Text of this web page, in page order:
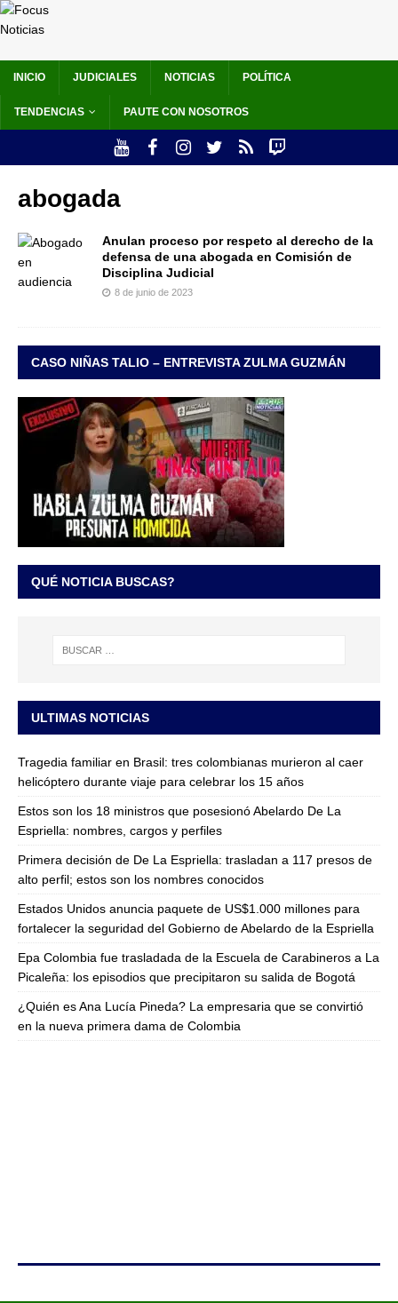
INICIO JUDICIALES NOTICIAS POLÍTICA
TENDENCIAS PAUTE CON NOSOTROS
abogada
Anulan proceso por respeto al derecho de la
defensa de una abogada en Comisión de
Disciplina Judicial
8 de junio de 2023
CASO NIÑAS TALIO – ENTREVISTA ZULMA GUZMÁN
QUÉ NOTICIA BUSCAS?
ULTIMAS NOTICIAS
Tragedia familiar en Brasil: tres colombianas murieron al caer
helicóptero durante viaje para celebrar los 15 años
Estos son los 18 ministros que posesionó Abelardo De La
Espriella: nombres, cargos y perfiles
Primera decisión de De La Espriella: trasladan a 117 presos de
alto perfil; estos son los nombres conocidos
Estados Unidos anuncia paquete de US$1.000 millones para
fortalecer la seguridad del Gobierno de Abelardo de la Espriella
Epa Colombia fue trasladada de la Escuela de Carabineros a La
Picaleña: los episodios que precipitaron su salida de Bogotá
¿Quién es Ana Lucía Pineda? La empresaria que se convirtió
en la nueva primera dama de Colombia